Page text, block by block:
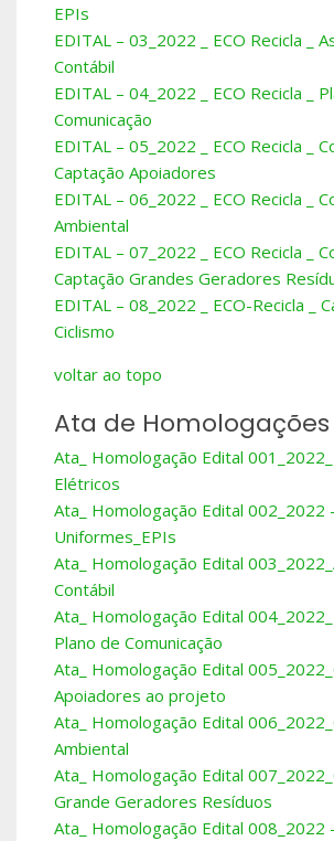
EPIs
EDITAL – 03_2022 _ ECO Recicla _
Contábil
EDITAL – 04_2022 _ ECO Recicla _
Comunicação
EDITAL – 05_2022 _ ECO Recicla _
Captação Apoiadores
EDITAL – 06_2022 _ ECO Recicla _
Ambiental
EDITAL – 07_2022 _ ECO Recicla _
Captação Grandes Geradores
EDITAL – 08_2022 _ ECO-Recicla _
Ciclismo
voltar ao topo
Ata de Homologações
Ata_ Homologação Edital
Elétricos
Ata_ Homologação Edital 002_2022 -
Uniformes_EPIs
Ata_ Homologação Edital
Contábil
Ata_ Homologação Edital
Plano de Comunicação
Ata_ Homologação Edital
Apoiadores ao projeto
Ata_ Homologação Edital
Ambiental
Ata_ Homologação Edital
Grande Geradores Resíduos
Ata_ Homologação Edital 008_2022